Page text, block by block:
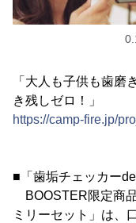
「大人も子供も歯磨
き残しゼロ！」
https://camp-fire.jp/
■「歯垢チェッカー
BOOSTER限定商
ミリーセット」は、